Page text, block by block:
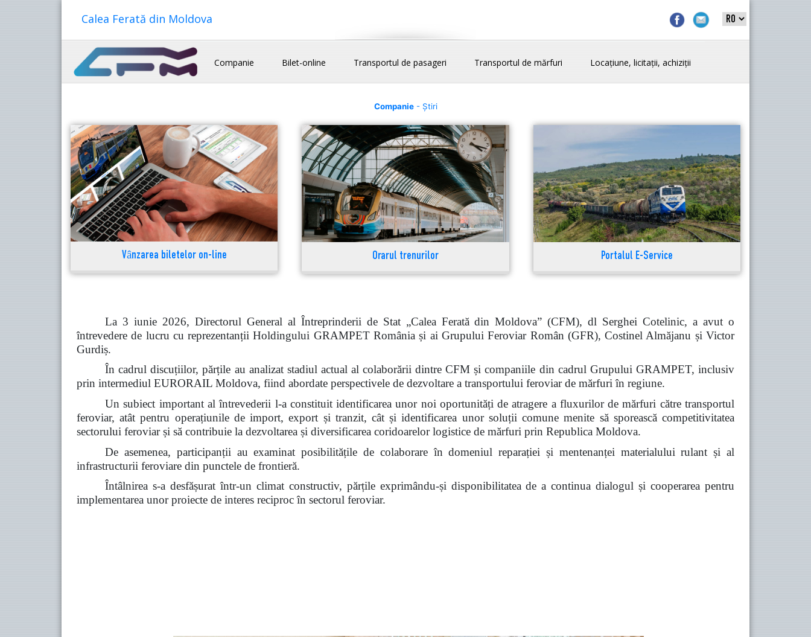
Calea Ferată din Moldova
Companie Bilet-online Transportul de pasageri Transportul de mărfuri Locațiune, licitații, achiziții
Companie- Știri
Vânzarea biletelor on-line Orarul trenurilor Portalul E-Service
La 3 iunie 2026, Directorul General al Întreprinderii de Stat „Calea Ferată din Moldova” (CFM), dl Serghei Cotelinic, a avut o
întrevedere de lucru cu reprezentanții Holdingului GRAMPET România și ai Grupului Feroviar Român (GFR), Costinel Almăjanu și Victor
Gurdiș.
În cadrul discuțiilor, părțile au analizat stadiul actual al colaborării dintre CFM și companiile din cadrul Grupului GRAMPET, inclusiv
prin intermediul EURORAIL Moldova, fiind abordate perspectivele de dezvoltare a transportului feroviar de mărfuri în regiune.
Un subiect important al întrevederii l-a constituit identificarea unor noi oportunități de atragere a fluxurilor de mărfuri către transportul
feroviar, atât pentru operațiunile de import, export și tranzit, cât și identificarea unor soluții comune menite să sporească competitivitatea
sectorului feroviar și să contribuie la dezvoltarea și diversificarea coridoarelor logistice de mărfuri prin Republica Moldova.
De asemenea, participanții au examinat posibilitățile de colaborare în domeniul reparației și mentenanței materialului rulant și al
infrastructurii feroviare din punctele de frontieră.
Întâlnirea s-a desfășurat într-un climat constructiv, părțile exprimându-și disponibilitatea de a continua dialogul și cooperarea pentru
implementarea unor proiecte de interes reciproc în sectorul feroviar.